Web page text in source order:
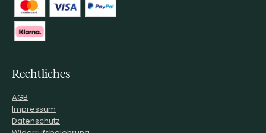
Rechtliches
AGB
Impressum
Datenschutz